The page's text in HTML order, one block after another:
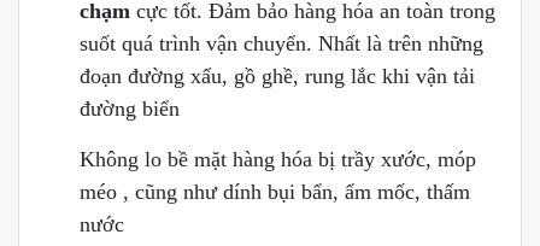
chạm cực tốt. Đảm bảo hàng hóa an toàn trong
suốt quá trình vận chuyển. Nhất là trên những
đoạn đường xấu, gồ ghề, rung lắc khi vận tải
đường biển
Không lo bề mặt hàng hóa bị trầy xước, móp
méo , cũng như dính bụi bẩn, ẩm mốc, thấm
nước